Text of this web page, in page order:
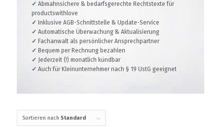
✓ Abmahnsichere & bedarfsgerechte Rechtstexte für
productswithlove
✓ Inklusive AGB-Schnittstelle & Update-Service
✓ Automatische Überwachung & Aktualisierung
✓ Fachanwalt als persönlicher Ansprechpartner
✓ Bequem per Rechnung bezahlen
✓ Jederzeit (!) monatlich kündbar
✓ Auch für Kleinunternehmer nach § 19 UstG geeignet
Sortieren nach Standard